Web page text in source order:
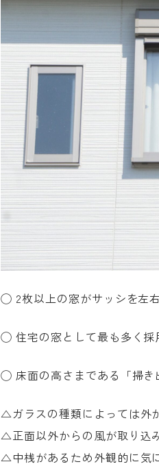
◯ 2枚以上の窓がサッシを左
◯ 住宅の窓として最も多く採
◯ 床面の高さまである「掃き
△ガラスの種類によっては外
△正面以外からの風が取り込
△中桟があるため外観的に気